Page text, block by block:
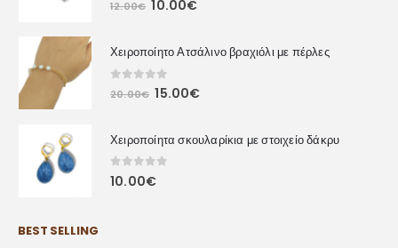
12.00€ 10.00€
Χειροποίητο Ατσάλινο βραχιόλι με πέρλες
out of 5
20.00€ 15.00€
Χειροποίητα σκουλαρίκια με στοιχείο δάκρυ
0out of 5
10.00€
BEST SELLING